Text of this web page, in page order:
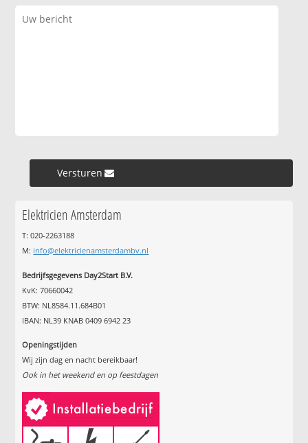
Versturen »
Elektricien Amsterdam
T: 020-2263188
M: info@elektricienamsterdambv.nl
Bedrijfsgegevens Day2Start B.V.
KvK: 70660042
BTW: NL8584.11.684B01
IBAN: NL39 KNAB 0409 6942 23
Openingstijden
Wij zijn dag en nacht bereikbaar!
Ook in het weekend en op feestdagen